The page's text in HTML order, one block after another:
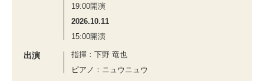
19:00開演
2026.10.11
15:00開演
出演
指揮：下野 竜也
ピアノ：ニュウニュウ